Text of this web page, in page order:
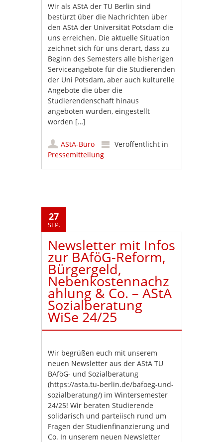
Wir als AStA der TU Berlin sind
bestürzt über die Nachrichten über
den AStA der Universität Potsdam die
uns erreichen. Die aktuelle Situation
zeichnet sich für uns derart, dass zu
Beginn des Semesters alle bisherigen
Serviceangebote für die Studierenden
der Uni Potsdam, aber auch kulturelle
Angebote die über die
Studierendenschaft hinaus
angeboten wurden, eingestellt
worden […]
AStA-Büro
Veröffentlicht in
Pressemitteilung
27
SEP.
Newsletter mit Infos
zur BAföG-Reform,
Bürgergeld,
Nebenkostennachz
ahlung & Co. – AStA
Sozialberatung
WiSe 24/25
Wir begrüßen euch mit unserem
neuen Newsletter aus der AStA TU
BAföG- und Sozialberatung
(https://asta.tu-berlin.de/bafoeg-und-
sozialberatung/) im Wintersemester
24/25! Wir beraten Studierende
solidarisch und parteiisch rund um
Fragen der Studienfinanzierung und
Co. In unserem neuen Newsletter